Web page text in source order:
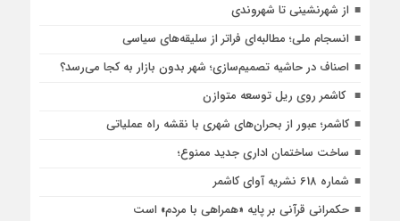
از شهرنشینی تا شهروندی
انسجام ملی؛ مطالبه‌ای فراتر از سلیقه‌های سیاسی
اصناف در حاشیه تصمیم‌سازی؛ شهر بدون بازار به کجا می‌رسد؟
کاشمر روی ریل توسعه متوازن
کاشمر؛ عبور از بحران‌های شهری با نقشه راه عملیاتی
ساخت ساختمان اداری جدید ممنوع؛
شماره 618 نشریه آوای کاشمر
حکمرانی قرآنی بر پایه «همراهی با مردم» است